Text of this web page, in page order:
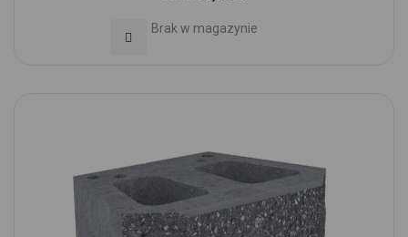
Brak w magazynie
Dodaj do Ulubionych